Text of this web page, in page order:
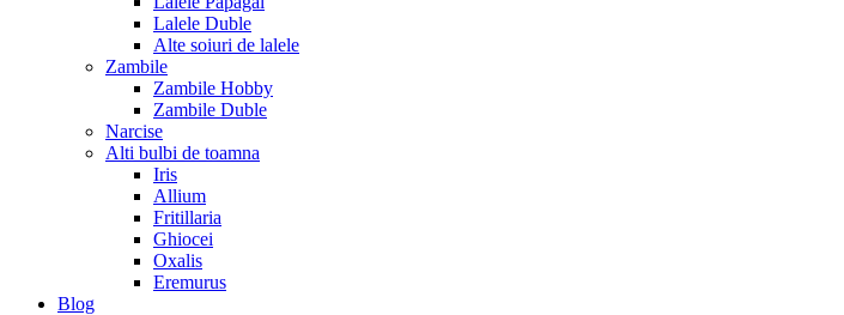
Lalele Duble
Alte soiuri de lalele
Zambile
Zambile Hobby
Zambile Duble
Narcise
Alti bulbi de toamna
Iris
Allium
Fritillaria
Ghiocei
Oxalis
Eremurus
Blog